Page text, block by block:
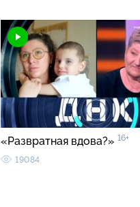
«Развратная вдова?» 16+
19084